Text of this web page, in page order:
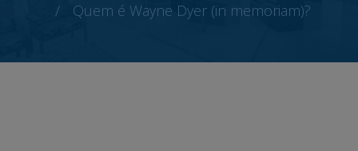
Quem é Wayne Dyer (in memoriam)?